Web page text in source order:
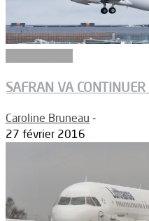
SAFRAN VA CONTINUER
Caroline Bruneau -
27 février 2016